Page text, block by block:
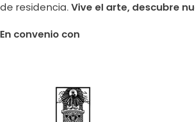
de residencia. Vive el arte, descubre
En convenio con